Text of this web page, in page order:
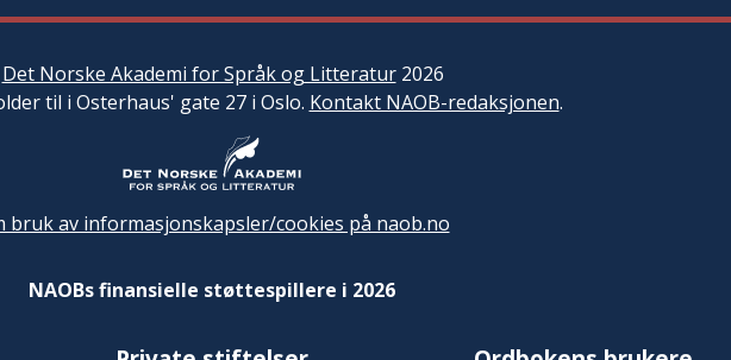
Det Norske Akademi for Språk og Litteratur2026
til i Osterhaus' gate 27 i Oslo. Kontakt NAOB-redaksjonen.
bruk av informasjonskapsler/cookies på naob.no
NAOBs finansielle støttespillere i 2026